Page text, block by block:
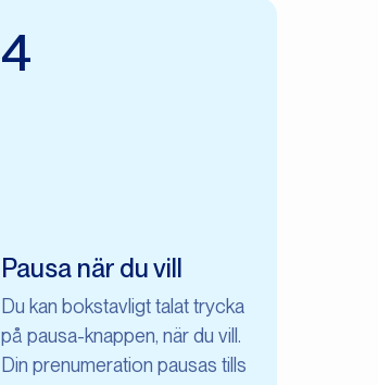
4
Pausa när du vill
Du kan bokstavligt talat trycka
på pausa-knappen, när du vill.
Din prenumeration pausas tills